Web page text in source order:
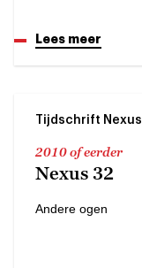
Lees meer
Tijdschrift Nexus
2010 of eerder
Nexus 32
Andere ogen